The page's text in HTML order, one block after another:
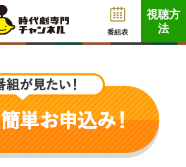
番組表
視聴方
法